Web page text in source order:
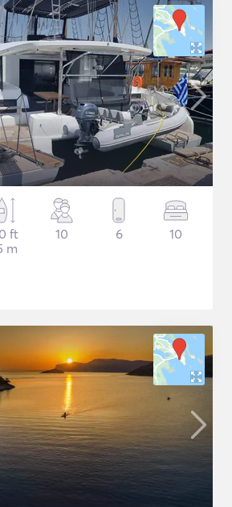
ft
m
10 6 10